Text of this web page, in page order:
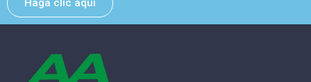
Haga clic aquí